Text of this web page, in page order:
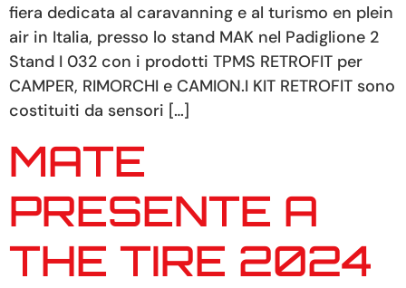
fiera dedicata al caravanning e al turismo en plein
air in Italia, presso lo stand MAK nel Padiglione 2
Stand I 032 con i prodotti TPMS RETROFIT per
CAMPER, RIMORCHI e CAMION.I KIT RETROFIT sono
costituiti da sensori […]
MATE
PRESENTE A
THE TIRE 2024